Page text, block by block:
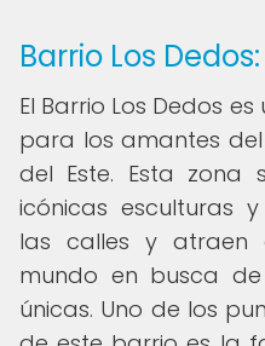
Barrio Los
El Barrio Los Dedos
para los amantes
del Este. Esta zona
icónicas esculturas
las calles y
mundo en busca de
únicas. Uno de los